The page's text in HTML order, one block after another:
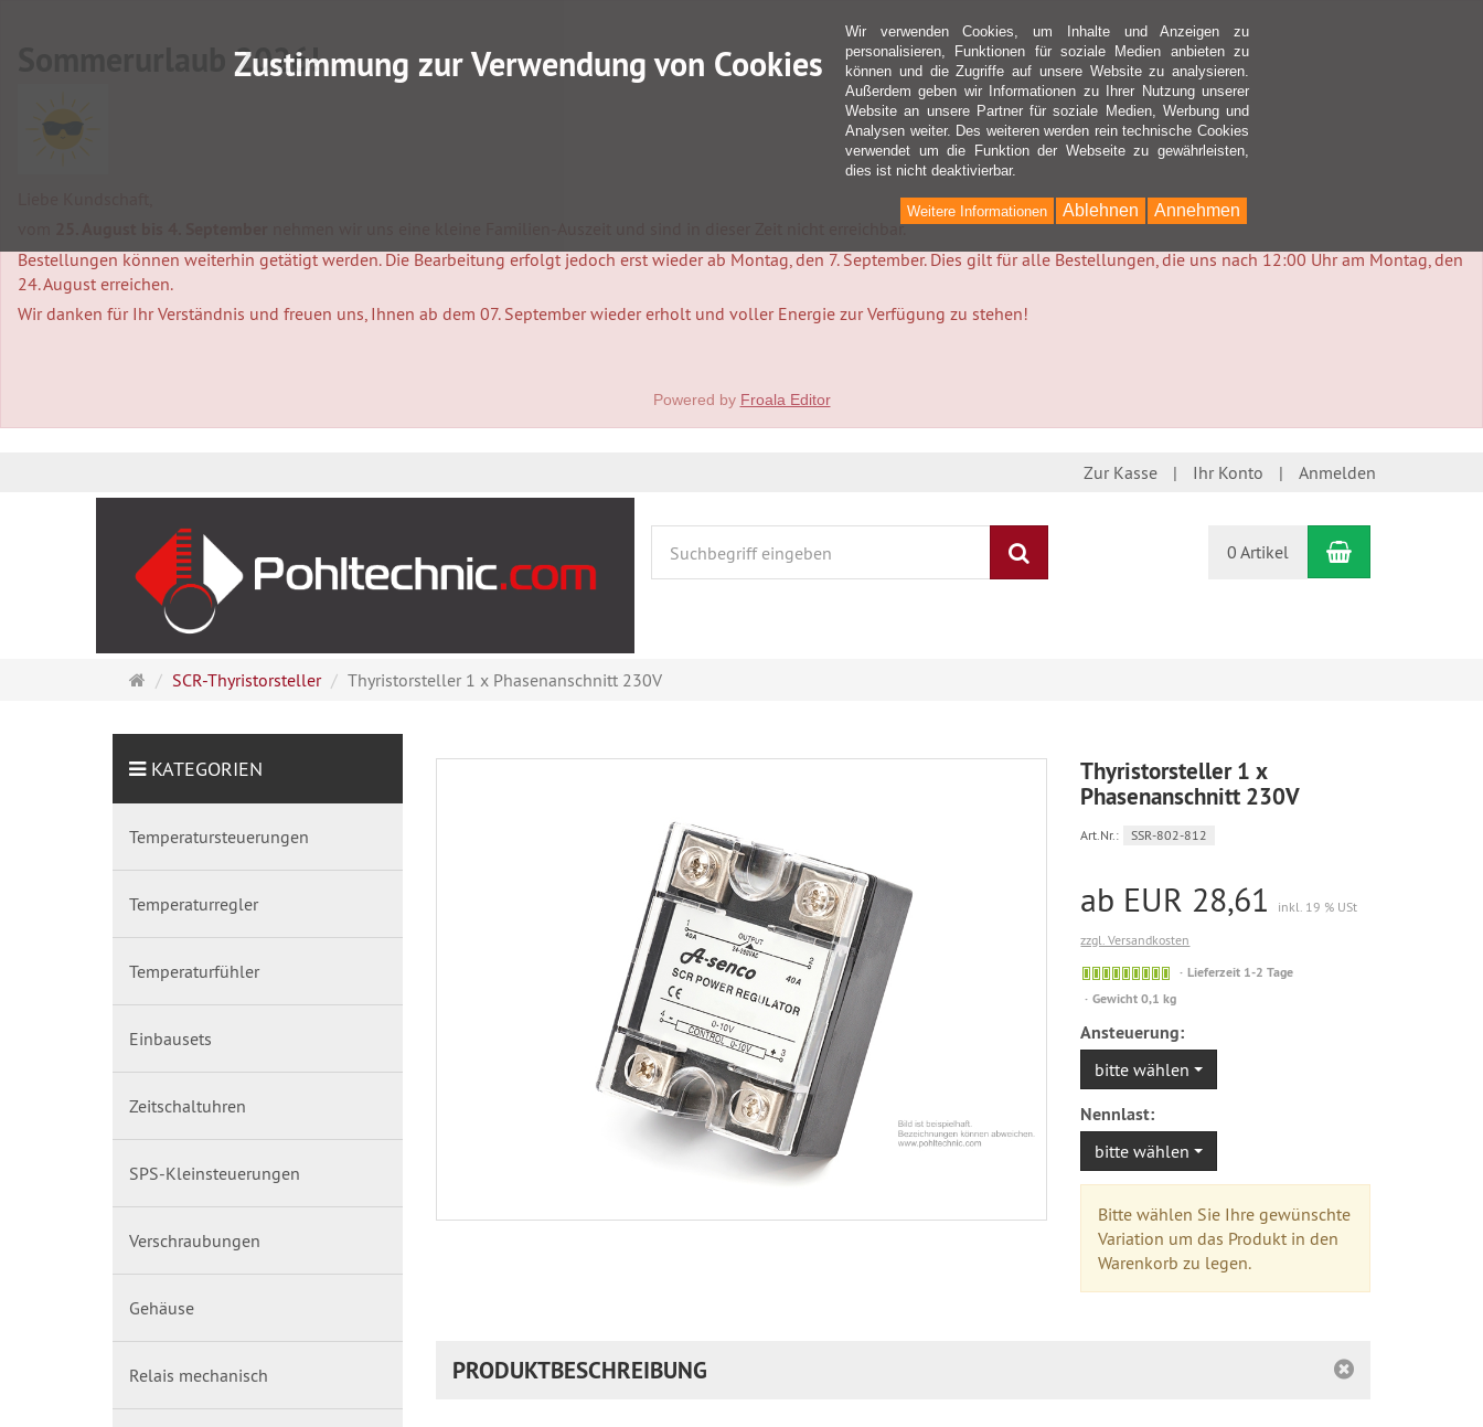
Sommerurlaub 2026!
nehmen wir uns eine kleine Familien-Auszeit und sind in dieser Zeit nicht erreichbar.
Bestellungen können weiterhin getätigt werden. Die Bearbeitung erfolgt jedoch erst wieder ab Montag, den 7. September. Dies gilt für alle Bestellungen, die uns nach 12:00 Uhr am Montag, den
24. August erreichen.
Wir danken für Ihr Verständnis und freuen uns, Ihnen ab dem 07. September wieder erholt und voller Energie zur Verfügung zu stehen!
Powered by Froala Editor
Zur Kasse Ihr Konto Anmelden
0 Artikel Warenkorb
Startseite
SCR-Thyristorsteller Thyristorsteller 1 x Phasenanschnitt 230V
Thyristorsteller 1 x
Phasenanschnitt 230V
Art.Nr.: SSR-802-812
ab EUR 28,61
inkl. 19 % USt
zzgl. Versandkosten
Sofort
ausreichende
Stückzahl
Lieferzeit 1-2 Tage
Gewicht 0,1 kg
Ansteuerung:
bitte wählen
Nennlast:
bitte wählen
Bitte wählen Sie Ihre gewünschte
Variation um das Produkt in den
Warenkorb zu legen.
PRODUKTBESCHREIBUNG
KATEGORIEN
Temperatursteuerungen
Temperaturregler
Temperaturfühler
Einbausets
Zeitschaltuhren
SPS-Kleinsteuerungen
Verschraubungen
Gehäuse
Relais mechanisch
Zustimmung zur Verwendung von Cookies
Wir verwenden Cookies, um Inhalte und Anzeigen zu
personalisieren, Funktionen für soziale Medien anbieten zu
können und die Zugriffe auf unsere Website zu analysieren.
Außerdem geben wir Informationen zu Ihrer Nutzung unserer
Website an unsere Partner für soziale Medien, Werbung und
Analysen weiter. Des weiteren werden rein technische Cookies
verwendet um die Funktion der Webseite zu gewährleisten,
dies ist nicht deaktivierbar.
Annehmen
Ablehnen
Weitere Informationen